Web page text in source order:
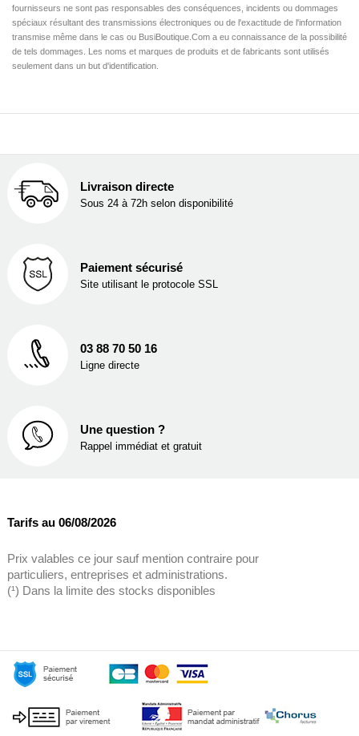
fournisseurs ne sont pas responsables des conséquences, incidents ou dommages
spéciaux résultant des transmissions électroniques ou de l'exactitude de l'information
transmise même dans le cas ou BusiBoutique.Com a eu connaissance de la possibilité
de tels dommages. Les noms et marques de produits et de fabricants sont utilisés
seulement dans un but d'identification.
Livraison directe
Sous 24 à 72h selon disponibilité
Paiement sécurisé
Site utilisant le protocole SSL
03 88 70 50 16
Ligne directe
Une question ?
Rappel immédiat et gratuit
Tarifs au 06/08/2026
Prix valables ce jour sauf mention contraire pour
particuliers, entreprises et administrations.
(¹) Dans la limite des stocks disponibles